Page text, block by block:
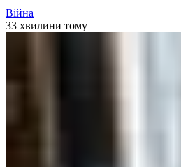
Війна
33 хвилини тому